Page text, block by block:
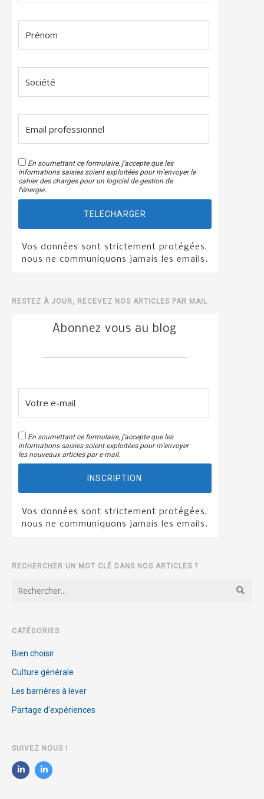
En soumettant ce formulaire, j'accepte que les
informations saisies soient exploitées pour m’envoyer le
cahier des charges pour un logiciel de gestion de
l'énergie..
TELECHARGER
Vos données sont strictement protégées,
nous ne communiquons jamais les emails.
RESTEZ À JOUR, RECEVEZ NOS ARTICLES PAR MAIL
Abonnez vous au blog
En soumettant ce formulaire, j'accepte que les
informations saisies soient exploitées pour m’envoyer
les nouveaux articles par e-mail.
INSCRIPTION
Vos données sont strictement protégées,
nous ne communiquons jamais les emails.
RECHERCHER UN MOT CLÉ DANS NOS ARTICLES ?
CATÉGORIES
Bien choisir
Culture générale
Les barrières à lever
Partage d'expériences
SUIVEZ NOUS !